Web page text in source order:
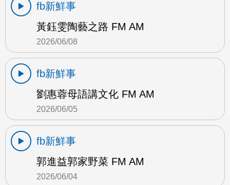
fb新鮮事
黃鈺雯陶藝之路 FM AM
2026/06/08
fb新鮮事
劉惠蓉母語講文化 FM AM
2026/06/05
fb新鮮事
郭進益郭家野菜 FM AM
2026/06/04